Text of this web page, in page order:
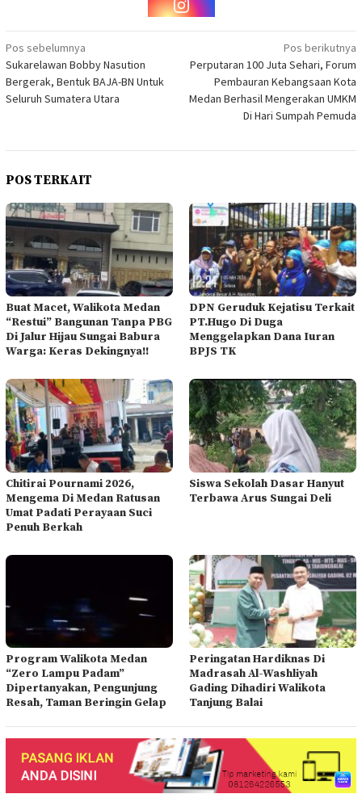
Navigasi
pos
Pos sebelumnya
Sukarelawan Bobby Nasution
Bergerak, Bentuk BAJA-BN Untuk
Seluruh Sumatera Utara
Pos berikutnya
Perputaran 100 Juta Sehari, Forum
Pembauran Kebangsaan Kota
Medan Berhasil Mengerakan UMKM
Di Hari Sumpah Pemuda
POS TERKAIT
Buat Macet, Walikota Medan
“Restui” Bangunan Tanpa PBG
Di Jalur Hijau Sungai Babura
Warga: Keras Dekingnya!!
DPN Geruduk Kejatisu Terkait
PT.Hugo Di Duga
Menggelapkan Dana Iuran
BPJS TK
Chitirai Pournami 2026,
Mengema Di Medan Ratusan
Umat Padati Perayaan Suci
Penuh Berkah
Siswa Sekolah Dasar Hanyut
Terbawa Arus Sungai Deli
Program Walikota Medan
“Zero Lampu Padam”
Dipertanyakan, Pengunjung
Resah, Taman Beringin Gelap
Peringatan Hardiknas Di
Madrasah Al-Washliyah
Gading Dihadiri Walikota
Tanjung Balai